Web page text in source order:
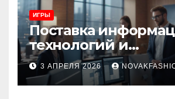
ИГРЫ
Поставка
технологий и
инновационные
3 АПРЕЛЯ 2026